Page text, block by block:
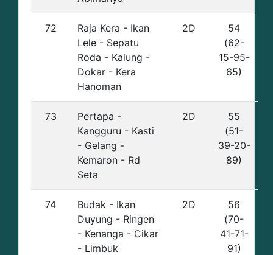
72
Raja Kera - Ikan
Lele - Sepatu
Roda - Kalung -
Dokar - Kera
Hanoman
2D
54
(62-
15-95-
65)
73
Pertapa -
Kangguru - Kasti
- Gelang -
Kemaron - Rd
Seta
2D
55
(51-
39-20-
89)
74
Budak - Ikan
Duyung - Ringen
- Kenanga - Cikar
- Limbuk
2D
56
(70-
41-71-
91)